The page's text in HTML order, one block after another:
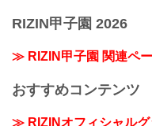
RIZIN甲子園 2026
≫ RIZIN甲子園 関連ペ
おすすめコンテンツ
≫ RIZINオフィシャルグ